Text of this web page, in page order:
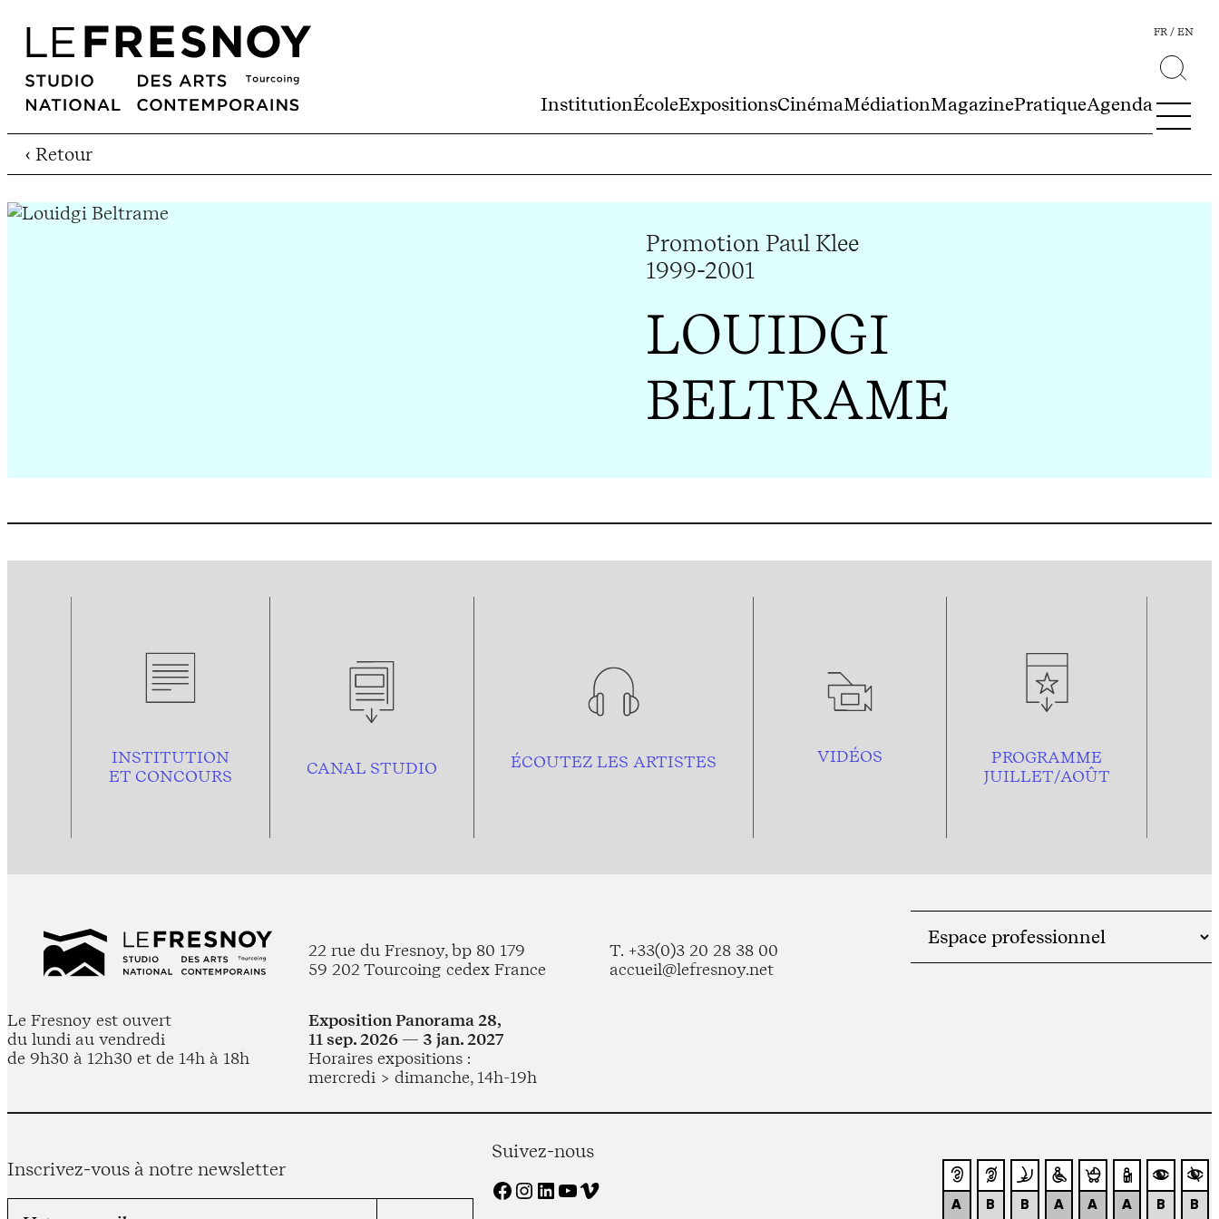
InstitutionÉcoleExpositionsCinémaMédiationMagazinePratiqueAgenda
FR EN
‹ Retour
Promotion Paul Klee
1999-2001
LOUIDGI
BELTRAME
INSTITUTION
ET CONCOURS
CANAL STUDIO ÉCOUTEZ LES ARTISTES VIDÉOS
PROGRAMME
JUILLET/AOÛT
22 rue du Fresnoy, bp 80 179
59 202 Tourcoing cedex France
T. +33(0)3 20 28 38 00
accueil@lefresnoy.net
Le Fresnoy est ouvert
du lundi au vendredi
de 9h30 à 12h30 et de 14h à 18h
Exposition Panorama 28,
11 sep. 2026 — 3 jan. 2027
Horaires expositions :
mercredi > dimanche, 14h-19h
Inscrivez-vous à notre newsletter
Suivez-nous
Facebook Instagram LinkedIn YouTube Vimeo